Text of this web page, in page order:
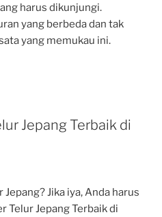
harus dikunjungi.
yang berbeda dan tak
yang memukau ini.
Jepang Terbaik di
Jika iya, Anda harus
Telur Jepang Terbaik di